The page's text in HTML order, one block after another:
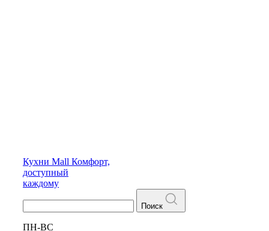
Кухни Mall Комфорт,
доступный
каждому
Поиск
ПН-ВС